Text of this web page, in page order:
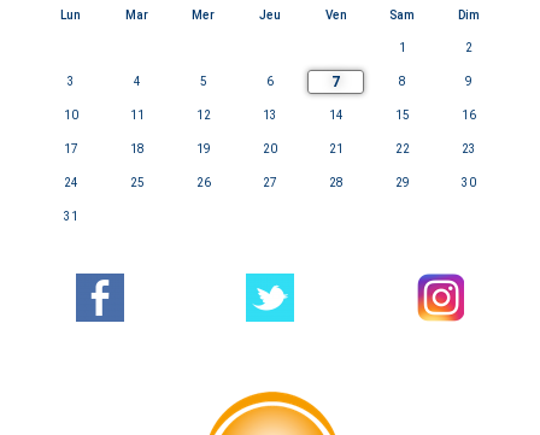
Lun Mar Mer Jeu Ven Sam Dim
1 2
3 4 5 6 7 8 9
10 11 12 13 14 15 16
17 18 19 20 21 22 23
24 25 26 27 28 29 30
31